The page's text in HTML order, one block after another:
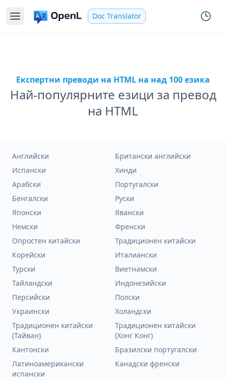
Doc Translator
Експертни преводи на HTML на над 100 езика
Най-популярните езици за превод
на HTML
Английски
Британски английски
Испански
Хинди
Арабски
Португалски
Бенгалски
Руски
Японски
Явански
Немски
Френски
Опростен китайски
Традиционен китайски
Корейски
Италиански
Турски
Виетнамски
Тайландски
Индонезийски
Персийски
Полски
Украински
Холандски
Традиционен китайски
(Тайван)
Традиционен китайски
(Хонг Конг)
Кантонски
Бразилски португалски
Латиноамерикански
испански
Канадски френски